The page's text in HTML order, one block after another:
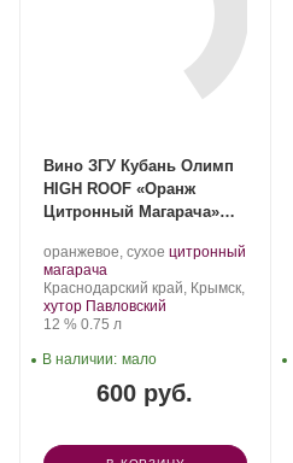
Вино ЗГУ Кубань Олимп
HIGH ROOF «Оранж
Цитронный Магарача»
Производитель:
Olymp
Winery.
оранжевое, сухое .
винограда:
цитронный
магарача
Регион:
Краснодарский край, Крымск,
хутор Павловский
Крепость
12 %. Объем
0.75 л
600 руб.
В наличии: мало